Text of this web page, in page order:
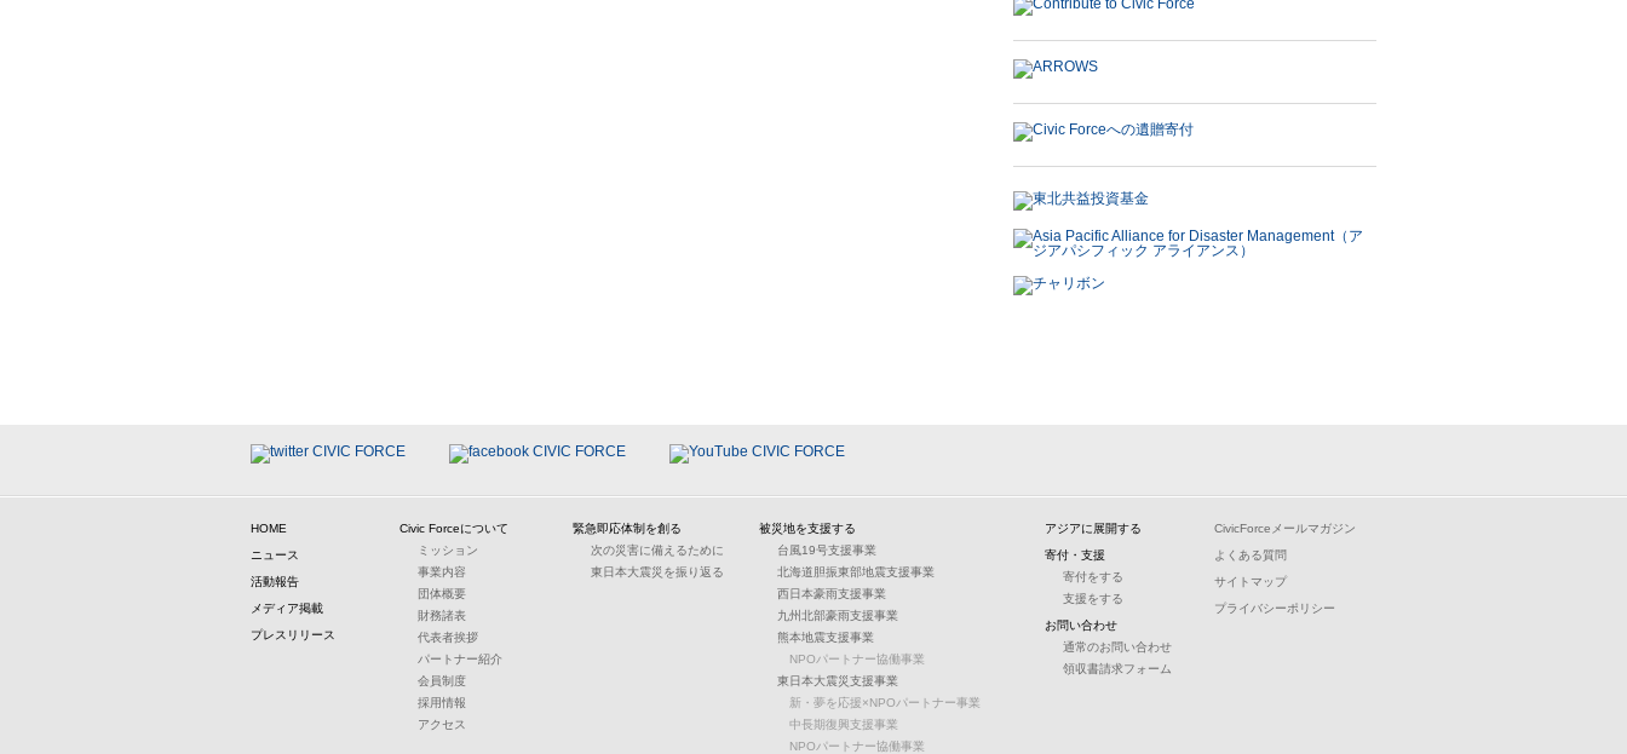
HOME
ニュース
活動報告
メディア掲載
プレスリリース
Civic Forceについて
ミッション
事業内容
団体概要
財務諸表
代表者挨拶
パートナー紹介
会員制度
採用情報
アクセス
緊急即応体制を創る
次の災害に備えるために
東日本大震災を振り返る
被災地を支援する
台風19号支援事業
北海道胆振東部地震支援事業
西日本豪雨支援事業
九州北部豪雨支援事業
熊本地震支援事業
NPOパートナー協働事業
東日本大震災支援事業
新・夢を応援×NPOパートナー事業
中長期復興支援事業
NPOパートナー協働事業
アジアに展開する
寄付・支援
寄付をする
支援をする
お問い合わせ
通常のお問い合わせ
領収書請求フォーム
CivicForceメールマガジン
よくある質問
サイトマップ
プライバシーポリシー